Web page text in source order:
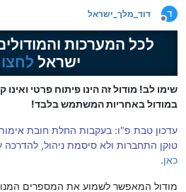
ד
מנותק
דוד_מלך_ישראל
לכל המערכות
ישראל
שימו לב! מודול זה הינו פיתוח פרטי
במודול באחריות המשתמש בלבד!
עדכון טבת פ"ו: בעקבות החלת חובת
טוקן התחברות ולא סיסמת ניהול, להדרכה
כאן.
מודול המאפשר לשמוע את המספרים